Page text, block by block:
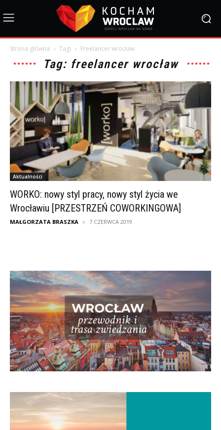
Strona główna Tagi Freelancer wrocław
Tag: freelancer wrocław
Aktualności
WORKO: nowy styl pracy, nowy styl życia we
Wrocławiu [PRZESTRZEŃ COWORKINGOWA]
MAŁGORZATA BRASZKA 7 CZERWCA 2019